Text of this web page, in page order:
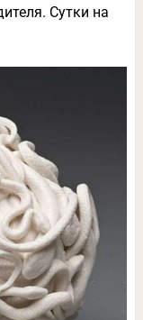
Сутки на